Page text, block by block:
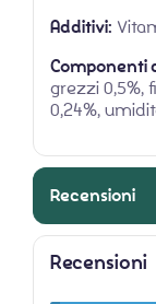
Additivi:
Componenti
grezzi 0,5%,
0,24%,
Recensioni
Recensioni